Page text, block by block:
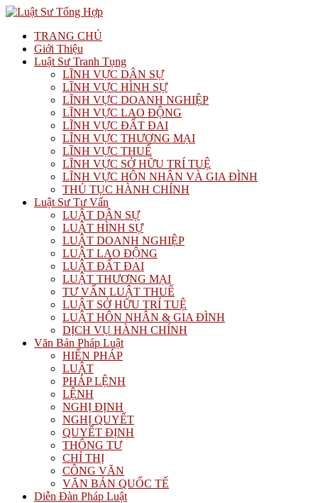
TRANG CHỦ
Giới Thiệu
Luật Sư Tranh Tụng
LĨNH VỰC DÂN SỰ
LĨNH VỰC HÌNH SỰ
LĨNH VỰC DOANH NGHIỆP
LĨNH VỰC LAO ĐỘNG
LĨNH VỰC ĐẤT ĐAI
LĨNH VỰC THƯƠNG MẠI
LĨNH VỰC THUẾ
LĨNH VỰC SỞ HỮU TRÍ TUỆ
LĨNH VỰC HÔN NHÂN VÀ GIA ĐÌNH
THỦ TỤC HÀNH CHÍNH
Luật Sư Tư Vấn
LUẬT DÂN SỰ
LUẬT HÌNH SỰ
LUẬT DOANH NGHIỆP
LUẬT LAO ĐỘNG
LUẬT ĐẤT ĐAI
LUẬT THƯƠNG MẠI
TƯ VẤN LUẬT THUẾ
LUẬT SỞ HỮU TRÍ TUỆ
LUẬT HÔN NHÂN & GIA ĐÌNH
DỊCH VỤ HÀNH CHÍNH
Văn Bản Pháp Luật
HIẾN PHÁP
LUẬT
PHÁP LỆNH
LỆNH
NGHỊ ĐỊNH
NGHỊ QUYẾT
QUYẾT ĐỊNH
THÔNG TƯ
CHỈ THỊ
CÔNG VĂN
VĂN BẢN QUỐC TẾ
Diễn Đàn Pháp Luật